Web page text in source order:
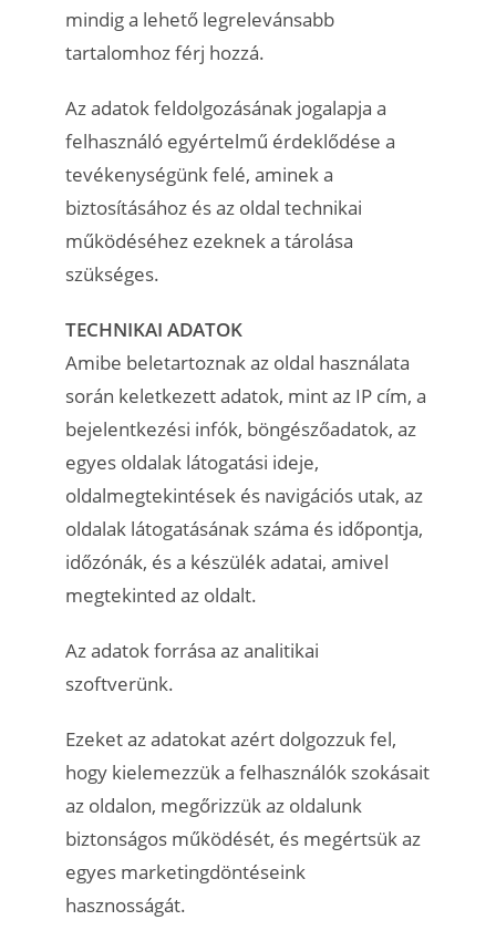
mindig a lehető legrelevánsabb
tartalomhoz férj hozzá.
Az adatok feldolgozásának jogalapja a
felhasználó egyértelmű érdeklődése a
tevékenységünk felé, aminek a
biztosításához és az oldal technikai
működéséhez ezeknek a tárolása
szükséges.
TECHNIKAI ADATOK
Amibe beletartoznak az oldal használata
során keletkezett adatok, mint az IP cím, a
bejelentkezési infók, böngészőadatok, az
egyes oldalak látogatási ideje,
oldalmegtekintések és navigációs utak, az
oldalak látogatásának száma és időpontja,
időzónák, és a készülék adatai, amivel
megtekinted az oldalt.
Az adatok forrása az analitikai
szoftverünk.
Ezeket az adatokat azért dolgozzuk fel,
hogy kielemezzük a felhasználók szokásait
az oldalon, megőrizzük az oldalunk
biztonságos működését, és megértsük az
egyes marketingdöntéseink
hasznosságát.